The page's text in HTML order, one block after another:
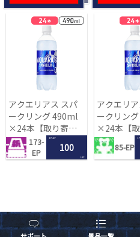
アクエリアス スパ
ークリング 490ml
×24本【取り寄せ
入荷後次第発送】
173-
EP
1 PLAY
100
LRC
アクエリ
ークリン
×24本【
入荷後次第
85-EP
1